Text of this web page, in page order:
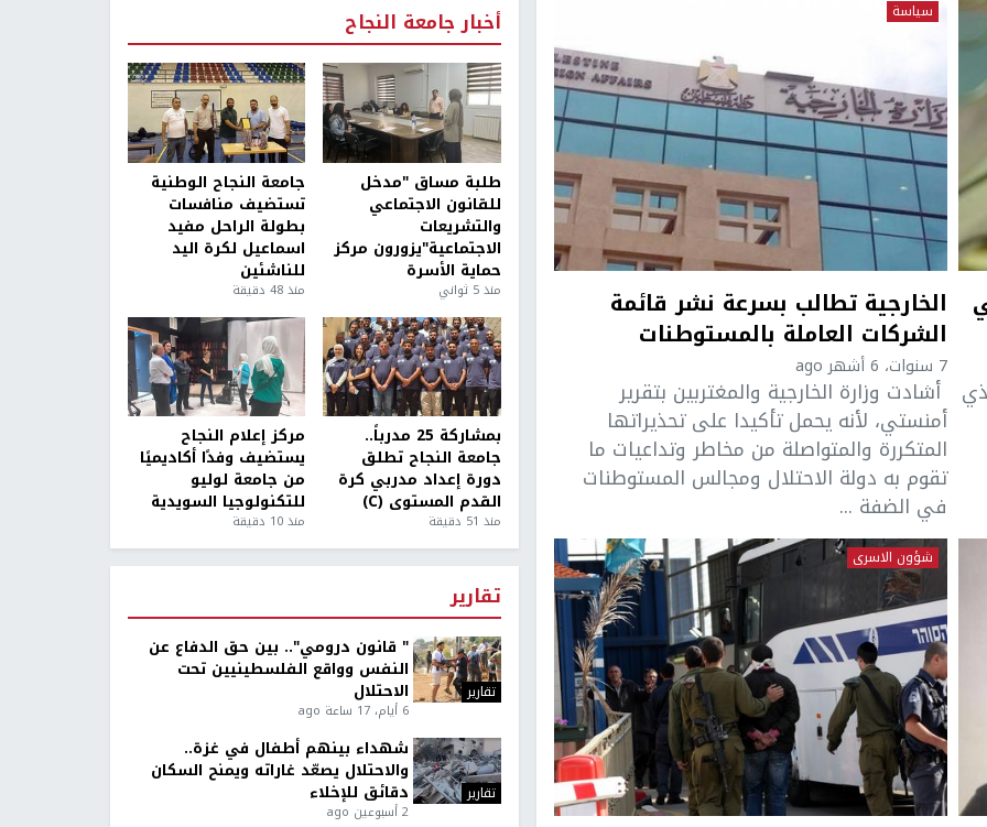
الذي
سياسة
الخارجية تطالب بسرعة نشر قائمة
الشركات العاملة بالمستوطنات
7 سنوات، 6 أشهر ago
أشادت وزارة الخارجية والمغتربين بتقرير
أمنستي، لأنه يحمل تأكيدا على تحذيراتها
المتكررة والمتواصلة من مخاطر وتداعيات ما
تقوم به دولة الاحتلال ومجالس المستوطنات
في الضفة ...
شؤون الاسرى
أخبار جامعة النجاح
طلبة مساق "مدخل
للقانون الاجتماعي
والتشريعات
الاجتماعية"يزورون مركز
حماية الأسرة
منذ 5 ثواني
جامعة النجاح الوطنية
تستضيف منافسات
بطولة الراحل مفيد
اسماعيل لكرة اليد
للناشئين
منذ 48 دقيقة
بمشاركة 25 مدرباً..
جامعة النجاح تطلق
دورة إعداد مدربي كرة
القدم المستوى (C)
منذ 51 دقيقة
مركز إعلام النجاح
يستضيف وفدًا أكاديميًا
من جامعة لوليو
للتكنولوجيا السويدية
منذ 10 دقيقة
تقارير
تقارير
" قانون درومي".. بين حق الدفاع عن
النفس وواقع الفلسطينيين تحت
الاحتلال
6 أيام، 17 ساعة ago
تقارير
شهداء بينهم أطفال في غزة..
والاحتلال يصعّد غاراته ويمنح السكان
دقائق للإخلاء
2 أسبوعين ago